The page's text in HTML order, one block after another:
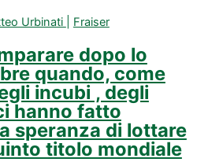
Urbinati Fraiser
dopo lo
quando, come
incubi , degli
hanno fatto
speranza di lottare
titolo mondiale